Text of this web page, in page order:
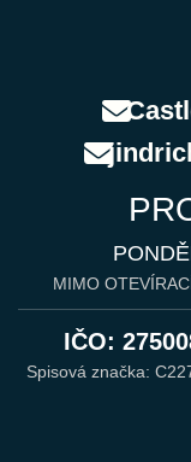
MIMO
IČO:
Spisová značka: